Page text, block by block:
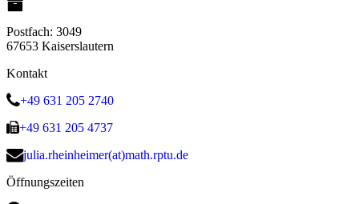
Postfach: 3049
67653 Kaiserslautern
Kontakt
+49 631 205 2740
+49 631 205 4737
julia.rheinheimer(at)math.rptu.de
Öffnungszeiten